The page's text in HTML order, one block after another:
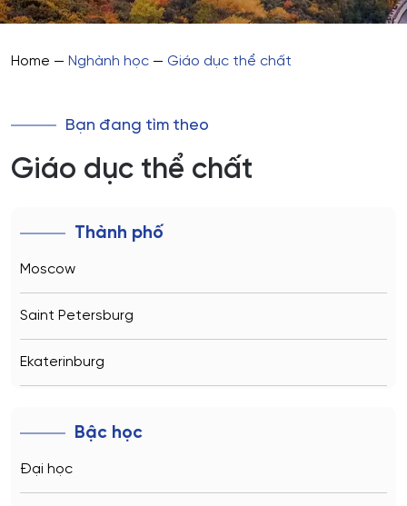
Home — Nghành học — Giáo dục thể chất
Bạn đang tìm theo
Giáo dục thể chất
Thành phố
Moscow
Saint Petersburg
Ekaterinburg
Bậc học
Đại học